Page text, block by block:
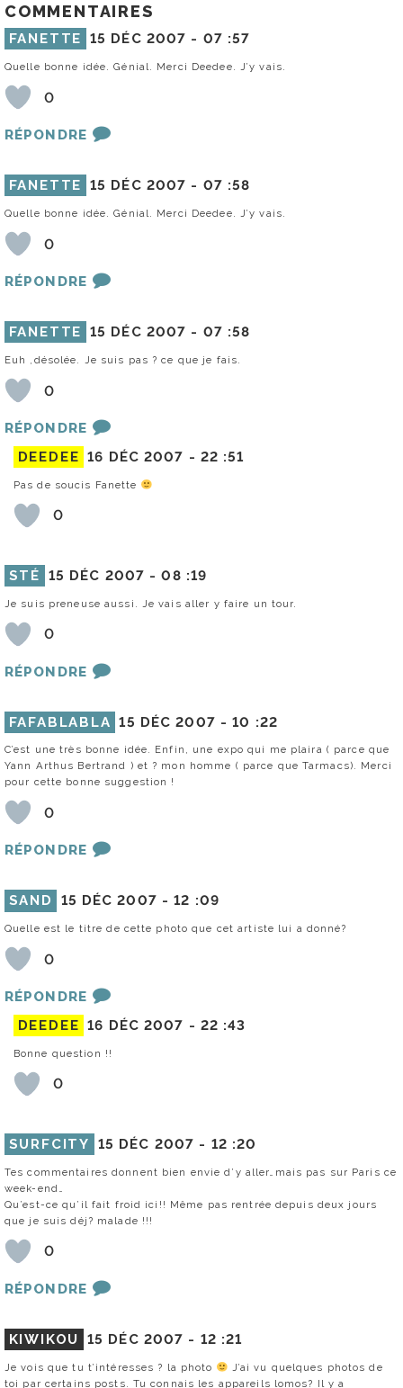
COMMENTAIRES
FANETTE 15 DÉC 2007 - 07 :57
Quelle bonne idée. Génial. Merci Deedee. J’y vais.
0
RÉPONDRE
FANETTE 15 DÉC 2007 - 07 :58
Quelle bonne idée. Génial. Merci Deedee. J’y vais.
0
RÉPONDRE
FANETTE 15 DÉC 2007 - 07 :58
Euh ,désolée. Je suis pas ? ce que je fais.
0
RÉPONDRE
DEEDEE 16 DÉC 2007 - 22 :51
Pas de soucis Fanette
0
STÉ 15 DÉC 2007 -08 :19
Je suis preneuse aussi. Je vais aller y faire un tour.
0
RÉPONDRE
FAFABLABLA 15 DÉC 2007 -10 :22
C’est une très bonne idée. Enfin, une expo qui me plaira ( parce que
Yann Arthus Bertrand ) et ? mon homme ( parce que Tarmacs). Merci
pour cette bonne suggestion !
0
RÉPONDRE
SAND 15 DÉC 2007 -12 :09
Quelle est le titre de cette photo que cet artiste lui a donné?
0
RÉPONDRE
DEEDEE 16 DÉC 2007 - 22 :43
Bonne question !!
0
SURFCITY 15 DÉC 2007 - 12 :20
Tes commentaires donnent bien envie d’y aller…mais pas sur Paris ce
week-end…
Qu’est-ce qu’il fait froid ici!! Même pas rentrée depuis deux jours
que je suis déj? malade !!!
0
RÉPONDRE
KIWIKOU 15 DÉC 2007 - 12 :21
Je vois que tu t’intéresses ? la photo
J’ai vu quelques photos de
toi par certains posts. Tu connais les appareils lomos? Il y a